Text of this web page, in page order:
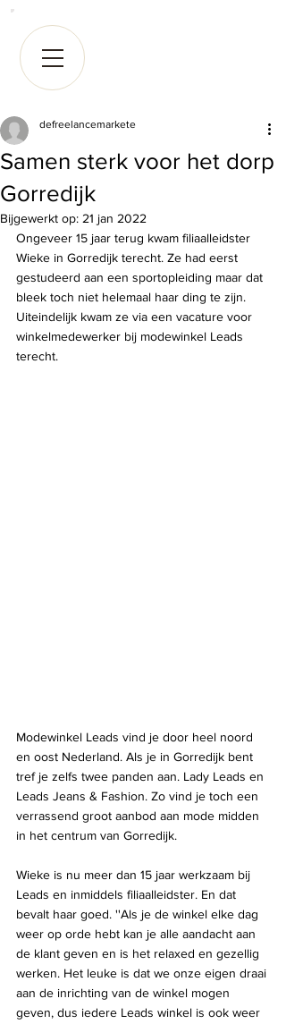
Samen sterk voor het dorp
Gorredijk
defreelancemarkete
Bijgewerkt op: 21 jan 2022
Ongeveer 15 jaar terug kwam filiaalleidster
Wieke in Gorredijk terecht. Ze had eerst
gestudeerd aan een sportopleiding maar dat
bleek toch niet helemaal haar ding te zijn.
Uiteindelijk kwam ze via een vacature voor
winkelmedewerker bij modewinkel Leads
terecht.
Modewinkel Leads vind je door heel noord
en oost Nederland. Als je in Gorredijk bent
tref je zelfs twee panden aan. Lady Leads en
Leads Jeans & Fashion. Zo vind je toch een
verrassend groot aanbod aan mode midden
in het centrum van Gorredijk.
Wieke is nu meer dan 15 jaar werkzaam bij
Leads en inmiddels filiaalleidster. En dat
bevalt haar goed. ''Als je de winkel elke dag
weer op orde hebt kan je alle aandacht aan
de klant geven en is het relaxed en gezellig
werken. Het leuke is dat we onze eigen draai
aan de inrichting van de winkel mogen
geven, dus iedere Leads winkel is ook weer